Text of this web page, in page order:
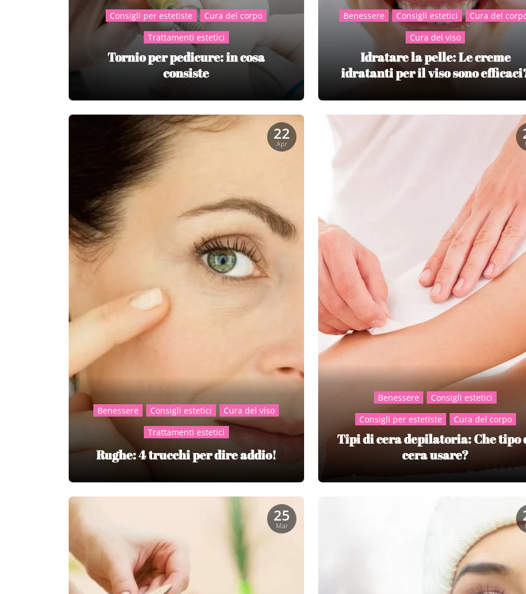
Consigli per estetiste
Cura del corpo
Trattamenti estetici
Tornio per pedicure: in cosa
consiste
Benessere Consigli estetici
Cura del
Cura del viso
Idratare la pelle: Le creme
idratanti per il viso sono
22
Apr
Benessere Consigli estetici
Cura del viso
Trattamenti estetici
Rughe: 4 trucchi per dire addio!
Benessere
Consigli estetici
Consigli per estetiste
Cura del corpo
Tipi di cera depilatoria: Che tipo
cera usare?
25
Mar